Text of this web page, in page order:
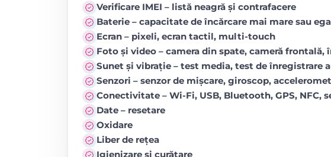
Verificare IMEI – listă neagră și contrafacere
Baterie – capacitate de încărcare mai mare sau
Ecran – pixeli, ecran tactil, multi-touch
Foto și video – camera din spate, cameră
Sunet și vibrație – test media, test de
Senzori – senzor de mișcare, giroscop,
Conectivitate – Wi-Fi, USB, Bluetooth, GPS, NFC,
Date – resetare
Oxidare
Liber de rețea
Igienizare și curățare